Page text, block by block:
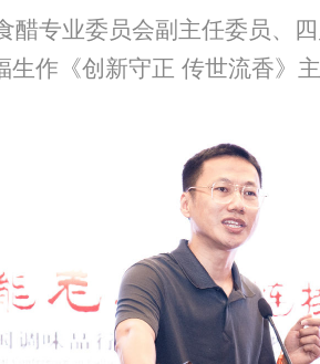
醋专业委员会副主任委员、
生作《创新守正 传世流香》